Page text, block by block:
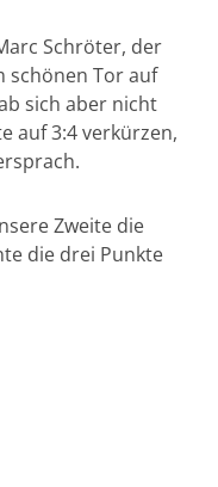
Schröter, der
schönen Tor auf
sich aber nicht
auf 3:4 verkürzen,
Zweite die
die drei Punkte